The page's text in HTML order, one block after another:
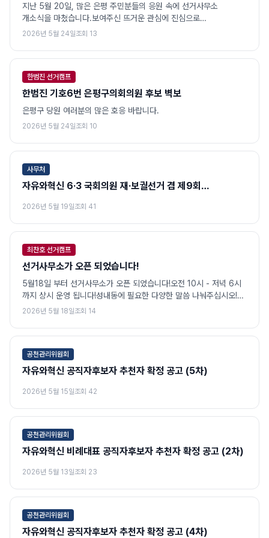
지난 5월 20일, 많은 은평 주민분들의 응원 속에 선거사무소
개소식을 마쳤습니다.보여주신 뜨거운 관심에 진심으로
감사드립니다. 은평에 '애국보수의 젊은 씨앗'을 뿌리겠습니다. 힘을
2026년 5월 24일조회 13
한범진 선거캠프
한범진 기호6번 은평구의회의원 후보 벽보
은평구 당원 여러분의 많은 호응 바랍니다.
2026년 5월 24일조회 10
사무처
자유와혁신 6·3 국회의원 재·보궐선거 겸 제9회
2026년 5월 19일조회 41
최찬호 선거캠프
선거사무소가 오픈 되었습니다!
5월18일 부터 선거사무소가 오픈 되었습니다!오전 10시 - 저녁 6시
까지 상시 운영 됩니다!성내동에 필요한 다양한 말씀 나눠주십시오!
성내동 주민 모든 분들을 언제나 환영합니다!
2026년 5월 18일조회 14
공천관리위원회
자유와혁신 공직자후보자 추천자 확정 공고 (5차)
2026년 5월 15일조회 42
공천관리위원회
자유와혁신 비례대표 공직자후보자 추천자 확정 공고 (2차)
2026년 5월 13일조회 23
공천관리위원회
자유와혁신 공직자후보자 추천자 확정 공고 (4차)